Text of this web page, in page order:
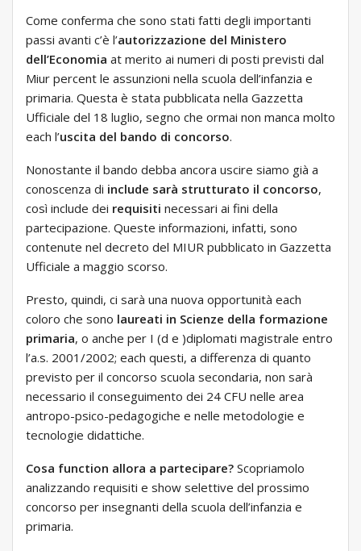
Come conferma che sono stati fatti degli importanti
passi avanti c’è l’autorizzazione del Ministero
dell’Economia at merito ai numeri di posti previsti dal
Miur percent le assunzioni nella scuola dell’infanzia e
primaria. Questa è stata pubblicata nella Gazzetta
Ufficiale del 18 luglio, segno che ormai non manca molto
each l’uscita del bando di concorso.
Nonostante il bando debba ancora uscire siamo già a
conoscenza di include sarà strutturato il concorso,
così include dei requisiti necessari ai fini della
partecipazione. Queste informazioni, infatti, sono
contenute nel decreto del MIUR pubblicato in Gazzetta
Ufficiale a maggio scorso.
Presto, quindi, ci sarà una nuova opportunità each
coloro che sono laureati in Scienze della formazione
primaria, o anche per I (d e )diplomati magistrale entro
l’a.s. 2001/2002; each questi, a differenza di quanto
previsto per il concorso scuola secondaria, non sarà
necessario il conseguimento dei 24 CFU nelle area
antropo-psico-pedagogiche e nelle metodologie e
tecnologie didattiche.
Cosa function allora a partecipare? Scopriamolo
analizzando requisiti e show selettive del prossimo
concorso per insegnanti della scuola dell’infanzia e
primaria.